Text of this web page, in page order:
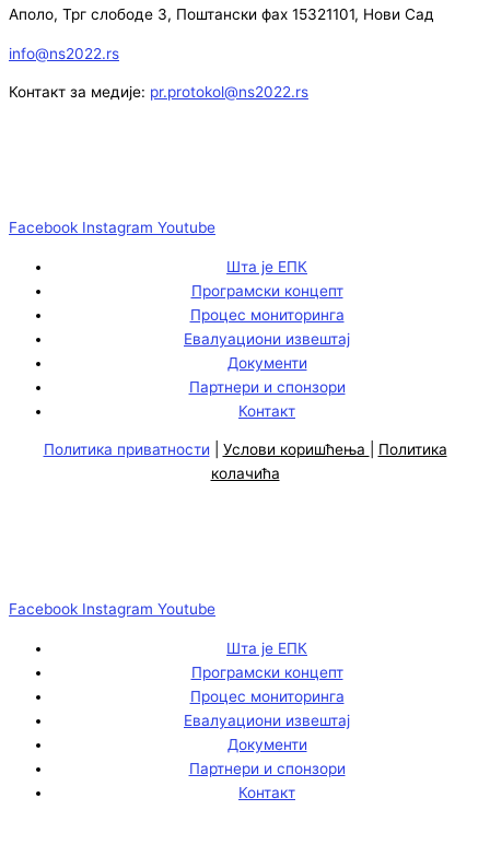
Аполо, Трг слободе 3, Поштански фах 15321101, Нови Сад
info@ns2022.rs
Контакт за медије: pr.protokol@ns2022.rs
Facebook Instagram Youtube
Шта је ЕПК
Програмски концепт
Процес мониторинга
Евалуациони извештај
Документи
Партнери и спонзори
Контакт
Политика приватности Услови коришћења
Политика
колачића
Facebook Instagram Youtube
Шта је ЕПК
Програмски концепт
Процес мониторинга
Евалуациони извештај
Документи
Партнери и спонзори
Контакт